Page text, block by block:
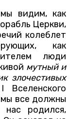
видим, как
Церкви,
колеблет
как
люди
мутный и
злочестивых
все должны
родился,